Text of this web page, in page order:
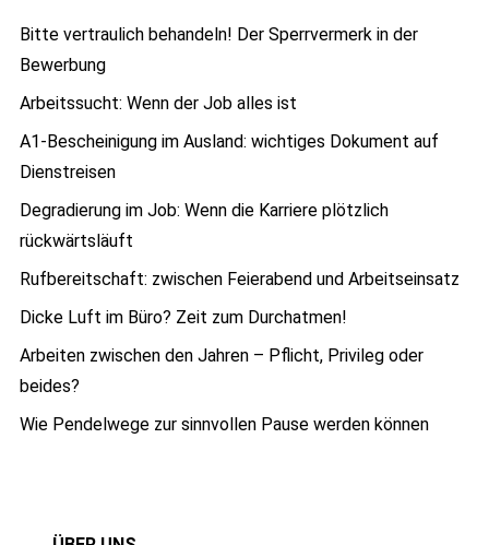
Bitte vertraulich behandeln! Der Sperrvermerk in der
Bewerbung
Arbeitssucht: Wenn der Job alles ist
A1-Bescheinigung im Ausland: wichtiges Dokument auf
Dienstreisen
Degradierung im Job: Wenn die Karriere plötzlich
rückwärtsläuft
Rufbereitschaft: zwischen Feierabend und Arbeitseinsatz
Dicke Luft im Büro? Zeit zum Durchatmen!
Arbeiten zwischen den Jahren – Pflicht, Privileg oder
beides?
Wie Pendelwege zur sinnvollen Pause werden können